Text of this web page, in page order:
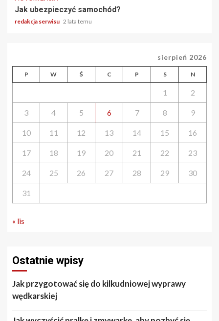
Jak ubezpieczyć samochód?
redakcja serwisu 2 lata temu
sierpień 2026
P W Ś C P S N
1 2
3 4 5 6 7 8 9
10 11 12 13 14 15 16
17 18 19 20 21 22 23
24 25 26 27 28 29 30
31
« lis
Ostatnie wpisy
Jak przygotować się do kilkudniowej wyprawy
wędkarskiej